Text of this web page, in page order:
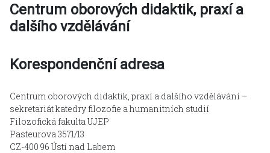
Centrum oborových didaktik, praxí a
dalšího vzdělávání
Korespondenčníadresa
Centrum oborových didaktik, praxí a dalšího vzdělávání –
sekretariát katedry filozofie a humanitních studií
Filozofická fakulta UJEP
Pasteurova 3571/13
CZ-400 96 Ústí nad Labem